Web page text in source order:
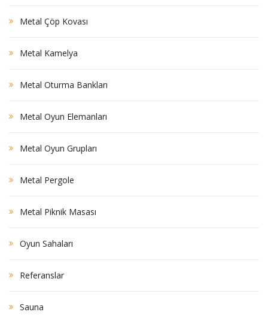
Metal Çöp Kovası
Metal Kamelya
Metal Oturma Bankları
Metal Oyun Elemanları
Metal Oyun Grupları
Metal Pergole
Metal Piknik Masası
Oyun Sahaları
Referanslar
Sauna